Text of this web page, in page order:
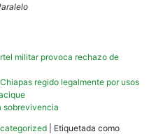
militar provoca rechazo de
regido legalmente por usos
sobrevivencia
Etiquetada como